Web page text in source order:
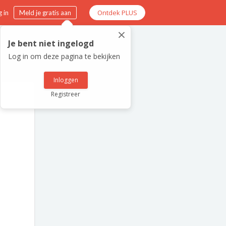
in Meld je gratis aan Ontdek PLUS
×
Je bent niet ingelogd
Log in om deze pagina te bekijken
Inloggen
Registreer